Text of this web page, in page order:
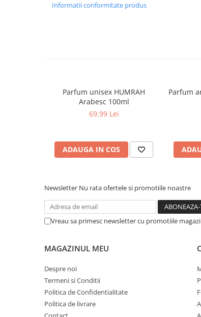
Brand: Ard Al Zaafaran
Informatii conformitate produs
Parfum unisex HUMRAH
Arabesc 100ml
69,99 Lei
ADAUGA IN COS
Parfum
Newsletter Nu rata ofertele si promotiile noastre
Vreau sa primesc newsletter cu promotiile
MAGAZINUL MEU
Despre noi
Termeni si Conditii
Politica de Confidentialitate
Politica de livrare